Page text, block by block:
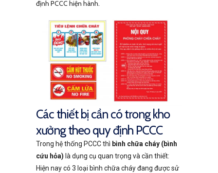
định PCCC hiện hành.
Các thiết bị cần có trong kho
xưởng theo quy định PCCC
Trong hệ thống PCCC thì bình chữa cháy (bình
cứu hỏa) là dụng cụ quan trọng và cần thiết:
Hiện nay có 3 loại bình chữa cháy đang được sử